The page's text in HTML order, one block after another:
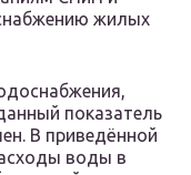
жилых
показатель
В приведённой
воды в